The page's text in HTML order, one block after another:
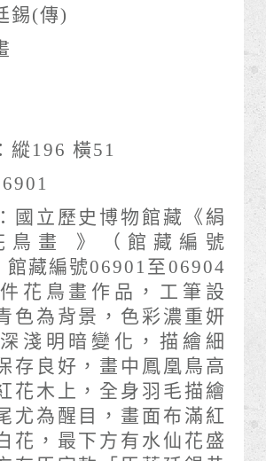
錫(傳)
縱196 橫51
國立歷史博物館藏《絹
鳥畫 》（館藏編號
館藏編號06901至06904
花鳥畫作品，工筆設
色為背景，色彩濃重妍
淺明暗變化，描繪細
存良好，畫中鳳凰鳥高
花木上，全身羽毛描繪
尤為醒目，畫面布滿紅
花，最下方有水仙花盛